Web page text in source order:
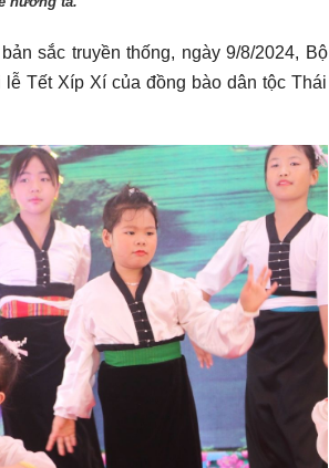
sắc truyền thống, ngày 9/8/2024, Bộ
Tết Xíp Xí của đồng bào dân tộc Thái